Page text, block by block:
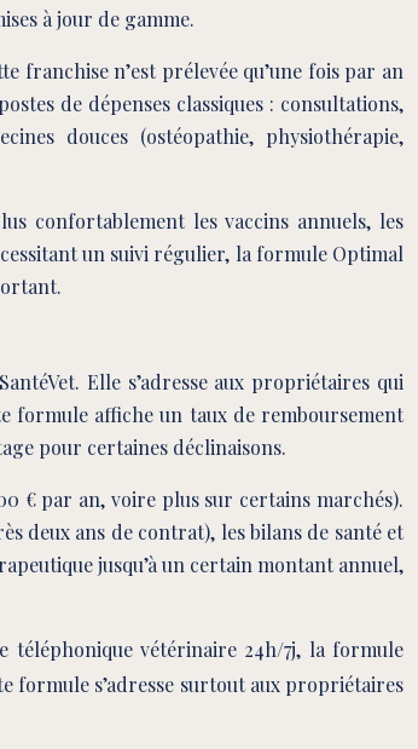
à jour de gamme.
franchise n’est prélevée qu’une fois par an
de dépenses classiques : consultations,
douces (ostéopathie, physiothérapie,
confortablement les vaccins annuels, les
un suivi régulier, la formule Optimal
Elle s’adresse aux propriétaires qui
formule affiche un taux de remboursement
pour certaines déclinaisons.
€ par an, voire plus sur certains marchés).
deux ans de contrat), les bilans de santé et
jusqu’à un certain montant annuel,
téléphonique vétérinaire 24h/7j, la formule
formule s’adresse surtout aux propriétaires